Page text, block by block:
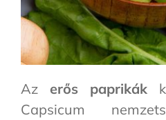
Az erős paprikák
Capsicum